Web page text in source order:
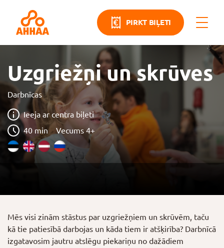
PIRKT BIĻETI
Uzgriežņi un skrūves
Darbnīcas
Ieeja ar centra biļeti
40 min
Vecums 4+
Mēs visi zinām stāstus par uzgriežņiem un skrūvēm, taču
kā tie patiesībā darbojas un kāda tiem ir atšķirība? Darbnīcā
izgatavosim jautru atslēgu piekariņu no dažādiem